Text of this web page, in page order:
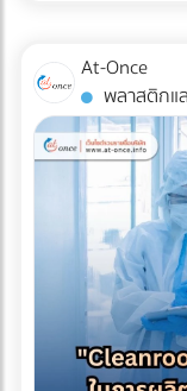
ตั้งแต่แรกหลายเท่าตัว เลือกระบบกันซึมดาดฟ้าอย่างไรให้จบ
ปัญหา? ก่อนที่จะเริ่
ควรลงทุนกับการท
คุณภาพ โดยประเภ
ซึม (Acrylic
สัญจรไม่หนักมาก
สะท้อนความร้อนไ
สำหรับพื้นที่ที่มีน้ำขั
เทียมทับ มีความยื
ดีเยี่ยม ป้องกันน้ำซึ
เป็น Rooftop ที่สว
เยี่ยม แต่รากฐาน
ต้องการเดินหน้าเรื่
แข็ง นี่คือทางออกที่แ
ผ่านสู่ Mono-
ความเย็น) วงการอุ
หน้าไปที่โครงสร้า
ใช้พลาสติกตระกูล
เด่นเรื่องการทนค
สามารถนำไปรีไซ
Economy) ได้
ใช้เทคโนโลยี
ทะลุ เพื่อแก้ปัญหาเ
ใช้เทคโนโลยี
จริง โลกของการค้า
บังคับที่ซับซ้อน กา
เชี่ยวชาญ อาจนำไ
ทำให้ธุรกิจสะดุดจน
ความเสี่ยงระดับโ
จัดการเอกสารและพิกัดศุลก
เมื่อการจัดการเอ
ศุลกากร (HS
System Code) คื
ซึ่งรหัสนี้จะเป็นตัว
จ่าย การตีความ
At-Once
พลาสติกแ